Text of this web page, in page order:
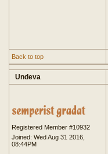
Back to top
Undeva
Registered Member #10932
Joined: Wed Aug 31 2016,
08:44PM